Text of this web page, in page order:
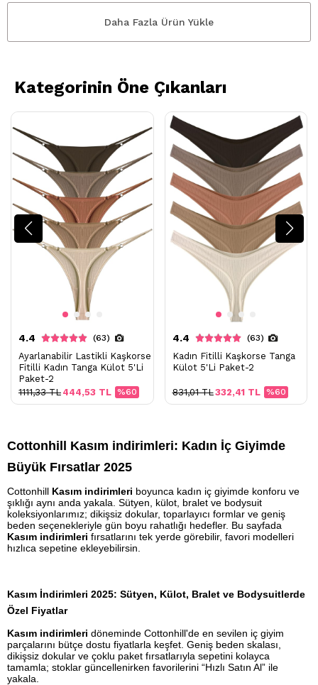
Daha Fazla Ürün Yükle
Kategorinin Öne Çıkanları
4.4 (63)
Ayarlanabilir Lastikli Kaşkorse
Fitilli Kadın Tanga Külot 5'Li
Paket-2
%60
444,53 TL
1111,33 TL
4.4 (63)
Kadın Fitilli Kaşkorse Tanga
Külot 5'Li Paket-2
%60
332,41 TL
831,01 TL
Cottonhill Kasım indirimleri: Kadın İç Giyimde
Büyük Fırsatlar 2025
Cottonhill Kasım indirimleri boyunca kadın iç giyimde konforu ve
şıklığı aynı anda yakala. Sütyen, külot, bralet ve bodysuit
koleksiyonlarımız; dikişsiz dokular, toparlayıcı formlar ve geniş
beden seçenekleriyle gün boyu rahatlığı hedefler. Bu sayfada
Kasım indirimleri fırsatlarını tek yerde görebilir, favori modelleri
hızlıca sepetine ekleyebilirsin.
Kasım İndirimleri 2025: Sütyen, Külot, Bralet ve Bodysuitlerde
Özel Fiyatlar
Kasım indirimleri döneminde Cottonhill'de en sevilen iç giyim
parçalarını bütçe dostu fiyatlarla keşfet. Geniş beden skalası,
dikişsiz dokular ve çoklu paket fırsatlarıyla sepetini kolayca
tamamla; stoklar güncellenirken favorilerini “Hızlı Satın Al” ile
yakala.